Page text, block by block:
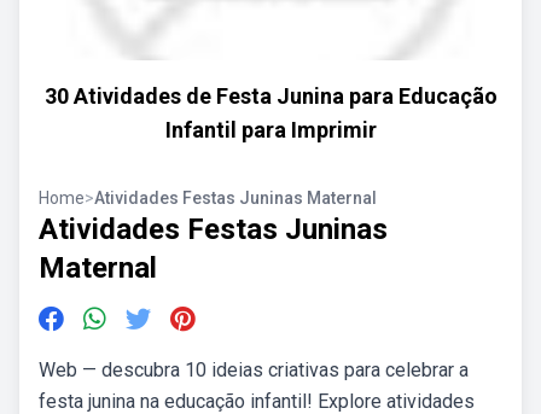
30 Atividades de Festa Junina para Educação
Infantil para Imprimir
Home>Atividades Festas Juninas Maternal
Atividades Festas Juninas
Maternal
Web — descubra 10 ideias criativas para celebrar a
festa junina na educação infantil! Explore atividades